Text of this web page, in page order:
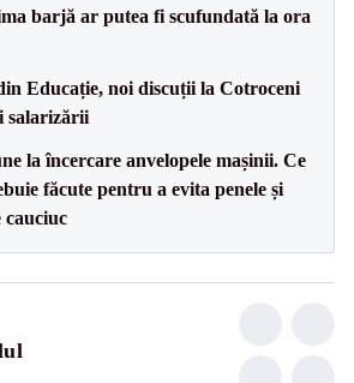
barjă ar putea fi scufundată la ora
Educație, noi discuții la Cotroceni
salarizării
la încercare anvelopele mașinii. Ce
făcute pentru a evita penele și
cauciuc